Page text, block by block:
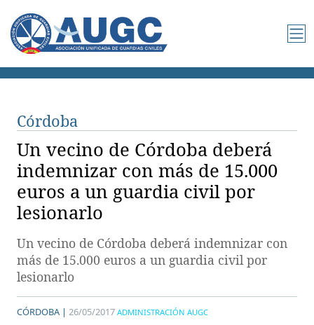
Córdoba
Un vecino de Córdoba deberá
indemnizar con más de 15.000
euros a un guardia civil por
lesionarlo
Un vecino de Córdoba deberá indemnizar con
más de 15.000 euros a un guardia civil por
lesionarlo
CÓRDOBA | 26/05/2017 ADMINISTRACIÓN AUGC